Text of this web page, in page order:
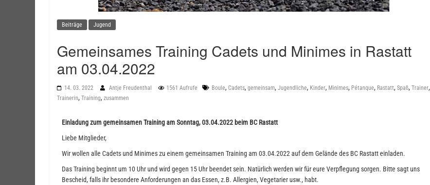
Beiträge Jugend
Gemeinsames Training Cadets und Minimes in Rastatt
am 03.04.2022
14. 03. 2022 Antje Freudenthal 1561 Aufrufe Boule, Cadets, gemeinsam, Jugendliche, Kinder, Minimes, Pétanque, Rastatt, Spaß, Trainer,
Trainerin, Training, zusammen
Einladung zum gemeinsamen Training am Sonntag, 03.04.2022 beim BC Rastatt
Liebe Mitglieder,
Wir wollen alle Cadets und Minimes zu einem gemeinsamen Training am 03.04.2022 auf dem Gelände des BC Rastatt einladen.
Das Training beginnt um 10 Uhr und wird gegen 15 Uhr beendet sein. Natürlich werden wir für eure Verpflegung sorgen. Bitte sagt uns
Bescheid, falls ihr besondere Anforderungen an das Essen, z.B. Allergien, Vegetarier usw., habt.